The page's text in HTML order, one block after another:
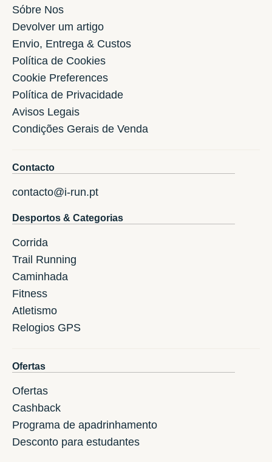
Sóbre Nos
Devolver um artigo
Envio, Entrega & Custos
Política de Cookies
Cookie Preferences
Política de Privacidade
Avisos Legais
Condições Gerais de Venda
Contacto
contacto@i-run.pt
Desportos & Categorias
Corrida
Trail Running
Caminhada
Fitness
Atletismo
Relogios GPS
Ofertas
Ofertas
Cashback
Programa de apadrinhamento
Desconto para estudantes